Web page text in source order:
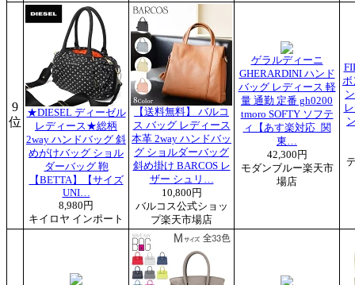
9
位
★DIESEL ディーゼル
レディース★総柄
2way ハンドバッグ 斜
めがけバッグ ショル
ダーバッグ 鞄
【BETTA】【サイズ
UNI…
8,980円
キイロヤ インポート
【送料無料】 バルコ
ス バッグ レディース
本革 2way ハンドバッ
グ ショルダーバッグ
斜め掛け BARCOS レ
ザー シュリ…
10,800円
バルコス公式ショッ
プ楽天市場店
ゲラルディーニ
GHERARDINI ハンド
バッグ レディース 軽
量 通勤 定番 gh0200
tmoro SOFTY ソフテ
ィ【あす楽対応_関
東…
42,300円
モダンブルー楽天市
場店
ボ